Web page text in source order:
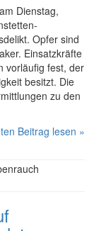
Dienstag,
Opfer sind
Einsatz­kräfte
vorläufig fest, der
besitzt. Die
zu den
Beitrag lesen »